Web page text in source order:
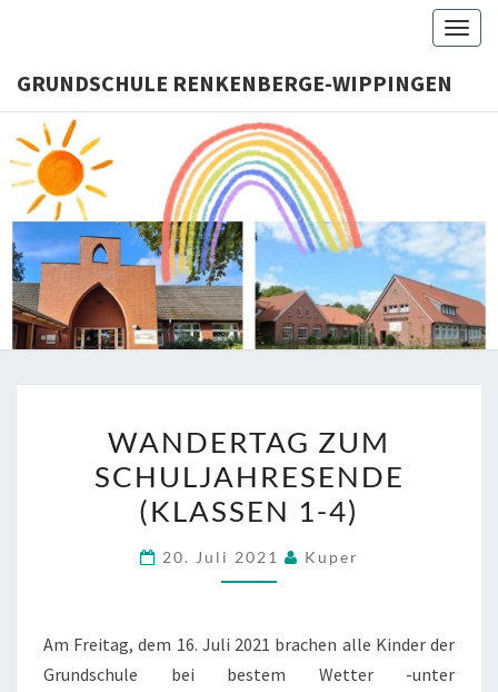
GRUNDSCHULE RENKENBERGE-WIPPINGEN
ZUM
SCHULJAHRESENDE
(KLASSEN
4)
WANDERTAG ZUM
SCHULJAHRESENDE
(KLASSEN 1-4)
20. Juli 2021 Kuper
Am Freitag, dem 16. Juli 2021 brachen alle Kinder der
Grundschule bei bestem Wetter -unter